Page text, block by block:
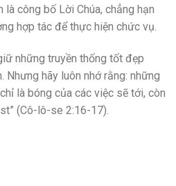
công bố Lời Chúa, chẳng hạn
hợp tác để thực hiện chức vụ.
những truyền thống tốt đẹp
Nhưng hãy luôn nhớ rằng: những
là bóng của các việc sẽ tới, còn
(Cô-lô-se 2:16-17).